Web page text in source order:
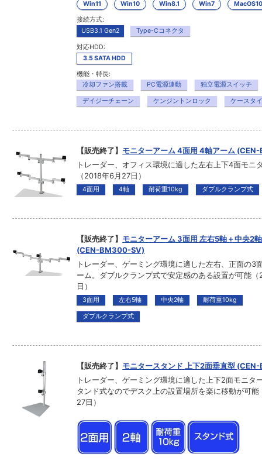
Win11 Win10 Win8.1 Win7
接続方式:
USB3.1 Gen2
Type-Cコネクタ
対応HDD:
3.5 SATA HDD
機能・特長:
冷却ファン搭載
PC電源連動 独立電源スイッチ
デイジーチェーン ケンジントンロック ケースタ
【販売終了】 モニターアーム 4面用 4軸アーム
トレーダー、オフィス環境に適した左右上下4面モニ
（2018年6月27日）
4面用 4軸 耐荷重10kg ダブルクランプ式
【販売終了】 モニターアーム 3面用 左右5軸＋中央2
(CEN-BM300-SV)
トレーダー、ゲーミング環境に適した左右、正面の3
ーム。ダブルクランプ式で安定感のある設置が可能
日）
3面用 左右5軸 中央2軸 耐荷重10kg
ダブルクランプ式
【販売終了】 モニタースタンド 上下2面垂直型
トレーダー、ゲーミング環境に適した上下2面モニタ
タンド式なのでデスク上の設置場所を楽に移動が可
27日）